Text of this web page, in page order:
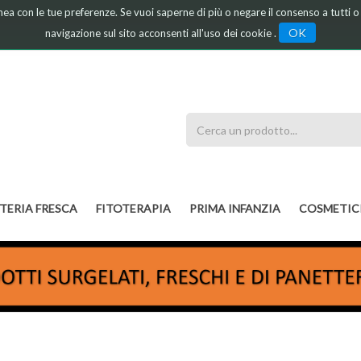
con le tue preferenze. Se vuoi saperne di più o negare il consenso a tutti
navigazione sul sito acconsenti all'uso dei cookie .
OK
Prodotto
FRESCA FITOTERAPIA PRIMA INFANZIA